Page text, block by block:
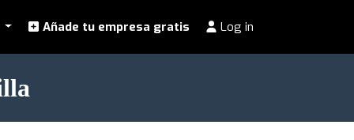
Añade tu empresa gratis Log in